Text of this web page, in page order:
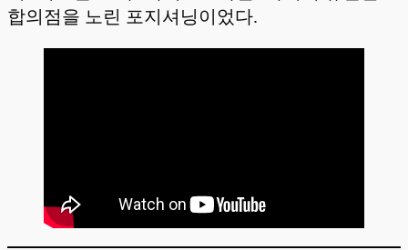
합의점을 노린 포지셔닝이었다.